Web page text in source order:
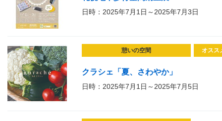
日時：2025年7月1日～2025年7月3日
憩いの空間 オスス
クラシェ「夏、さわやか」
日時：2025年7月1日～2025年7月5日